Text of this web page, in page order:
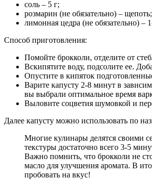
соль – 5 г;
розмарин (не обязательно) – щепоть;
лимонная цедра (не обязательно) –
Способ приготовления:
Помойте брокколи, отделите от
Вскипятите воду, подсолите ее.
Опустите в кипяток
Варите капусту 2-8 минут в
вы выбрали оптимальное время
Выловите соцветия шумовкой и
Далее капусту можно использовать по
Многие кулинары делятся своими
текстуры достаточно всего 3-5
Важно помнить, что брокколи не
масло для улучшения аромата. В
пробовать на вкус!